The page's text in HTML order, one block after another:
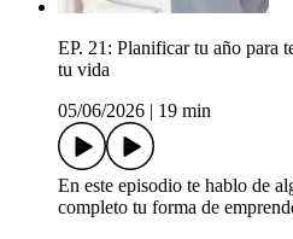
EP. 21: Planificar tu año para
tu vida
05/06/2026
19 min
En este episodio te hablo de
completo tu forma de